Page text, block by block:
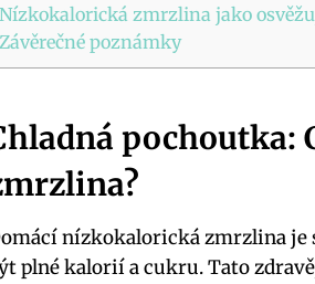
Nízkokalorická zmrzlina jako
Závěrečné poznámky
pochoutka:
nízkokalorická zmrzlina
plné kalorií a cukru. Tato